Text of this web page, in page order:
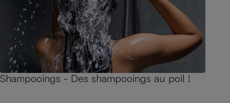
Shampooings - Des shampooings au poil !